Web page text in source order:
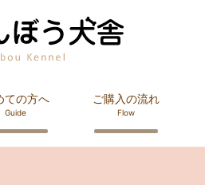
ての方へ
Guide
ご購入の流れ
Flow